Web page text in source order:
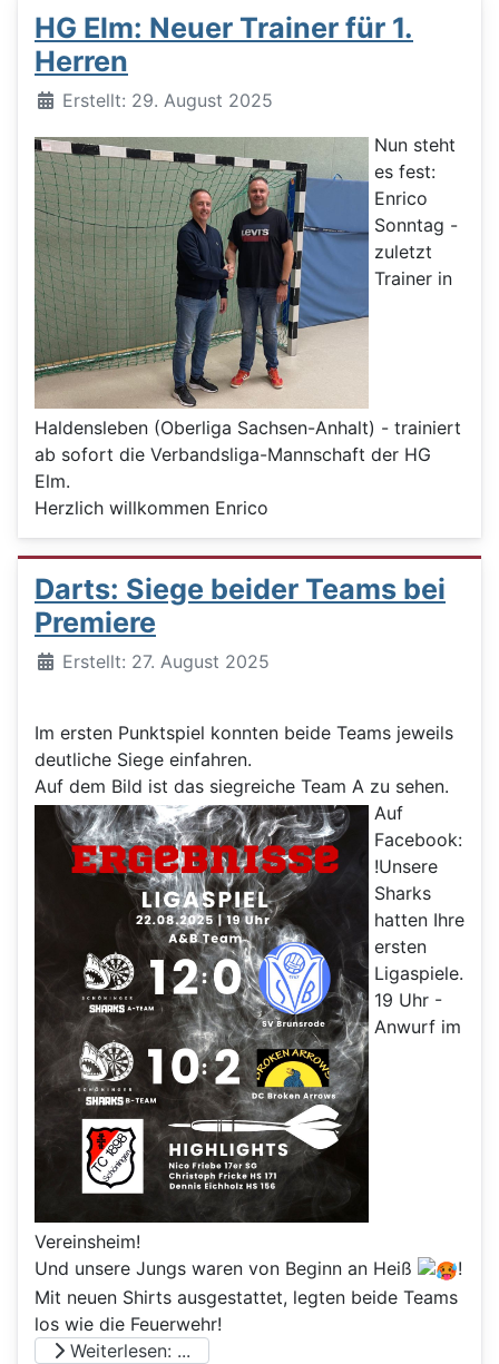
HG Elm: Neuer Trainer für 1.
Herren
DetailsErstellt: 29. August 2025
Nun steht
es fest:
Enrico
Sonntag -
zuletzt
Trainer in
Haldensleben (Oberliga Sachsen-Anhalt) - trainiert
ab sofort die Verbandsliga-Mannschaft der HG
Elm.
Herzlich willkommen Enrico
Darts: Siege beider Teams bei
Premiere
DetailsErstellt: 27. August 2025
Im ersten Punktspiel konnten beide Teams jeweils
deutliche Siege einfahren.
Auf dem Bild ist das siegreiche Team A zu sehen.
Auf
Facebook:
!Unsere
Sharks
hatten Ihre
ersten
Ligaspiele.
19 Uhr -
Anwurf im
Vereinsheim!
Und unsere Jungs waren von Beginn an Heiß
!
Mit neuen Shirts ausgestattet, legten beide Teams
los wie die Feuerwehr!
Weiterlesen: ...